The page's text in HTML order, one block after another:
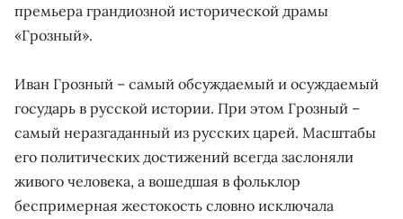
премьера грандиозной исторической драмы
«Грозный».
Иван Грозный – самый обсуждаемый и осуждаемый
государь в русской истории. При этом Грозный –
самый неразгаданный из русских царей. Масштабы
его политических достижений всегда заслоняли
живого человека, а вошедшая в фольклор
беспримерная жестокость словно исключала